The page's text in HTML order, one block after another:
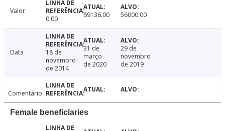
Valor
0.00
69136.00 56000.00
Data
18 de
novembro
de 2014
31 de
março
de 2020
29 de
novembro
de 2019
Comentário
Female beneficiaries